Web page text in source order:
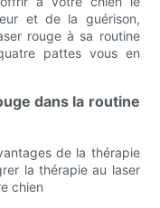
et de la guérison,
rouge à sa routine
pattes vous en
dans la routine
de la thérapie
la thérapie au laser
chien